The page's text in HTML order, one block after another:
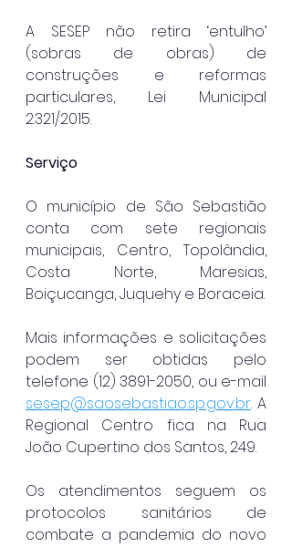
A SESEP não retira ‘entulho’
(sobras de obras) de
construções e reformas
particulares, Lei Municipal
2.321/2015.
Serviço
O município de São Sebastião
conta com sete regionais
municipais, Centro, Topolândia,
Costa Norte, Maresias,
Boiçucanga, Juquehy e Boraceia.
Mais informações e solicitações
podem ser obtidas pelo
sesep@saosebastiao.sp.gov.br. A
Regional Centro fica na Rua
João Cupertino dos Santos, 249.
Os atendimentos seguem os
protocolos sanitários de
combate a pandemia do novo